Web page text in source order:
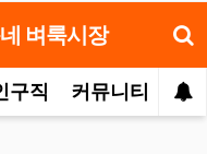
벼룩시장
구직 커뮤니티 모